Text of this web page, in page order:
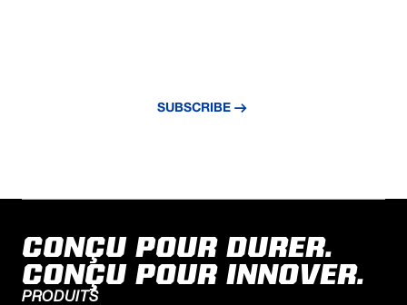
SUBSCRIBE
CONÇU POUR DURER.
CONÇU POUR INNOVER.
PRODUITS